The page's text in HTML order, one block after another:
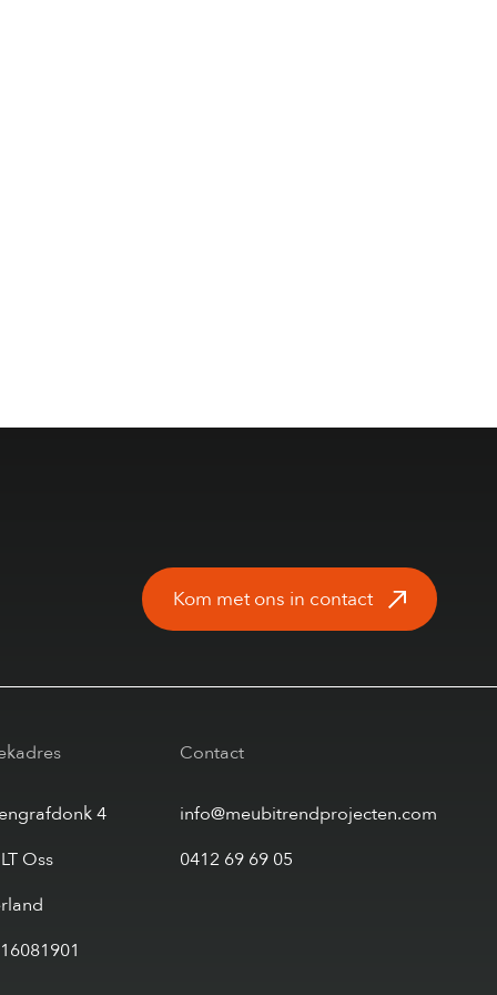
Kom met ons in contact
4
Oss
Contact
info@meubitrendprojecten.com
0412 69 69 05